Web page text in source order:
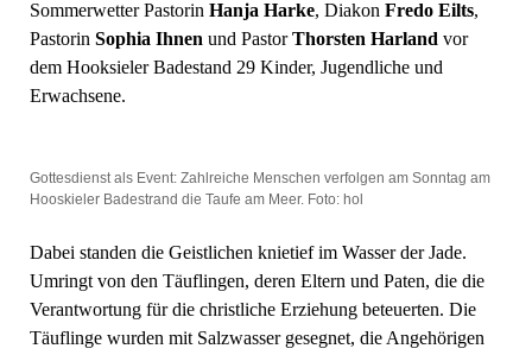
Sommerwetter Pastorin Hanja Harke, Diakon Fredo Eilts,
Pastorin Sophia Ihnen und PastorThorsten Harland vor
dem Hooksieler Badestand 29 Kinder, Jugendliche und
Erwachsene.
Gottesdienst als Event: Zahlreiche Menschen verfolgen am Sonntag am
Hooskieler Badestrand die Taufe am Meer. Foto: hol
Dabei standen die Geistlichen knietief im Wasser der Jade.
Umringt von den Täuflingen, deren Eltern und Paten, die die
Verantwortung für die christliche Erziehung beteuerten. Die
Täuflinge wurden mit Salzwasser gesegnet, die Angehörigen